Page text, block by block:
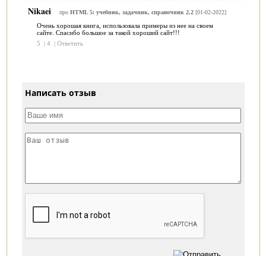
Nikaei про HTML 5: учебник, задачник, справочник 2.2[01-02-2022]
Очень хорошая книга, использовала примеры из нее на своем
сайте. Спасибо большое за такой хороший сайт!!!
5
| 4 | Ответить
Написать отзыв